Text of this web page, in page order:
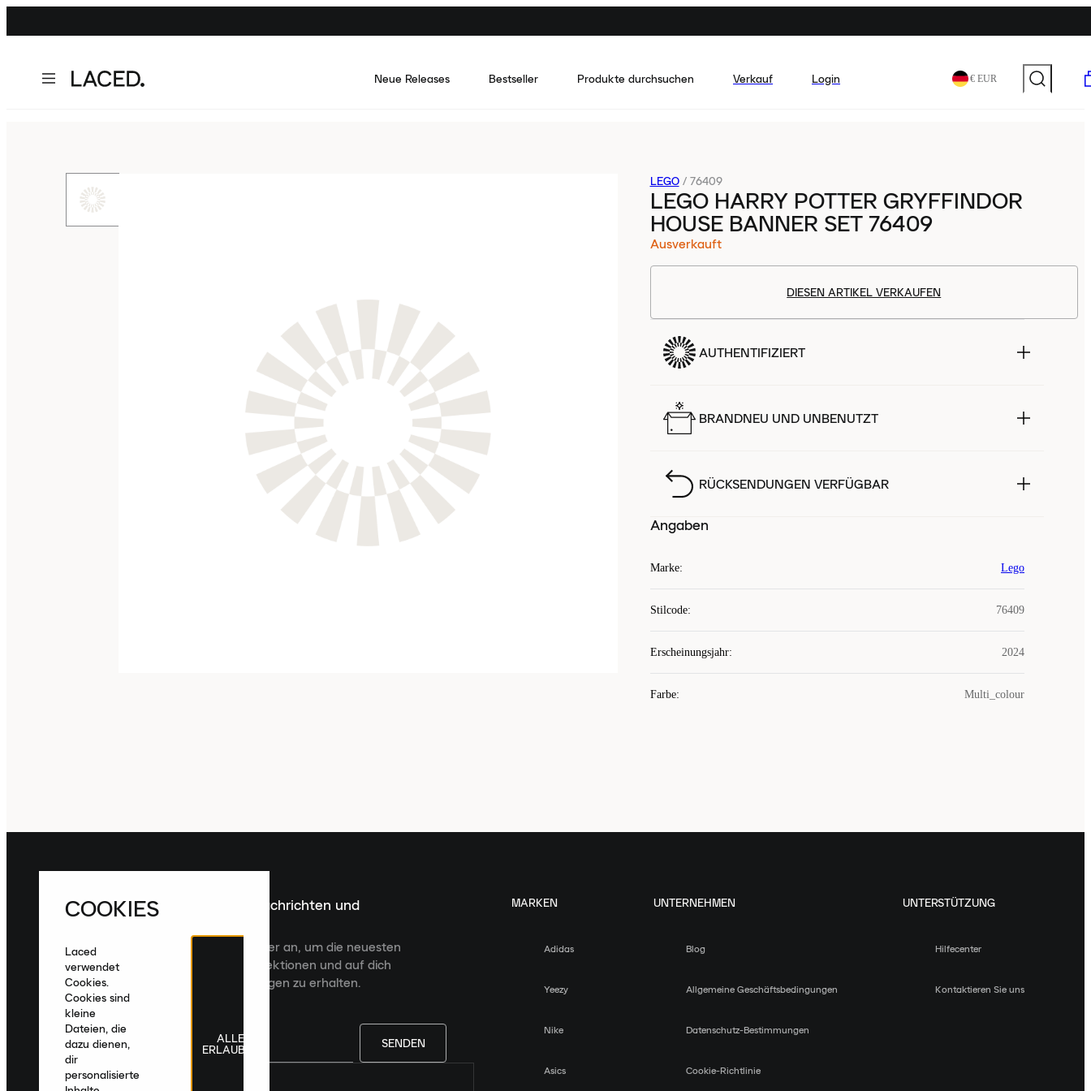
Neue Releases Bestseller Produkte durchsuchen Verkauf Login € EUR
LEGO / 76409
LEGO HARRY POTTER GRYFFINDOR
HOUSE BANNER SET 76409
Ausverkauft
DIESEN ARTIKEL VERKAUFEN
AUTHENTIFIZIERT
BRANDNEU UND UNBENUTZT
RÜCKSENDUNGEN VERFÜGBAR
Angaben
Marke: Lego
Stilcode: 76409
Erscheinungsjahr: 2024
Farbe: Multi_colour
Melde dich für die neuesten Nachrichten und
Veröffentlichungen an
Melde dich für den Laced Newsletter an, um die neuesten
Veröffentlichungen, kuratierte Kollektionen und auf dich
zugeschnittene Produktempfehlungen zu erhalten.
SENDEN
MARKEN
Adidas
Yeezy
Nike
Asics
UNTERNEHMEN
Blog
Allgemeine Geschäftsbedingungen
Datenschutz-Bestimmungen
Cookie-Richtlinie
UNTERSTÜTZUNG
Hilfecenter
Kontaktieren Sie uns
COOKIES
Laced
verwendet
Cookies.
Cookies sind
kleine
Dateien, die
dazu dienen,
dir
personalisierte
ALLE
ERLAUBEN